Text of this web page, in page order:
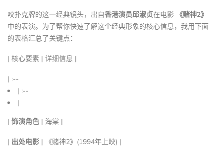
咬扑克牌的这一经典镜头，出自香港演员邱淑贞在电影
《赌神2》
中的表演。为了帮你快速了解这个经典形象的核心信息，我用下面
的表格汇总了关键点：
| 核心要素 | 详细信息 |
| :--
| :--
|
| 饰演角色 | 海棠 |
| 出处电影 | 《赌神2》(1994年上映) |